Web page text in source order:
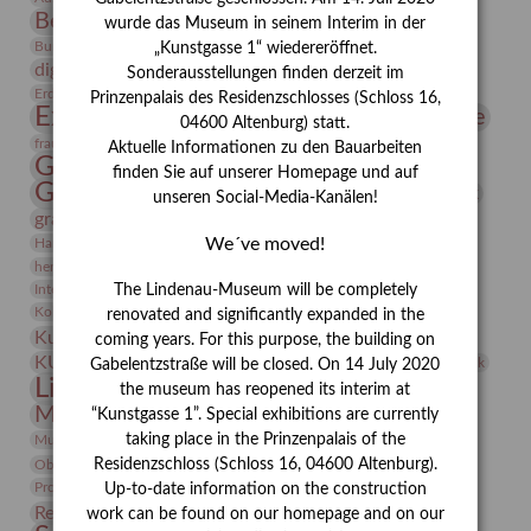
Bernhard August von Lindenau Bibliothek
Burg Posterstein Conrad Felixmüller Depot Der Blaue Reiter
digitallabor Entartete Kunst
Enteignung
Erdmann Julius Dietrich
Erlebnisportal estrusker Exlibris
Expressionismus Festrede Florenz Fotografie
frauen Frauen in der Antike und heute
Gerhard-Altenbourg-Preis
Gerhard Altenbourg
Gerhard Kurt Müller
grafische sammlung
Hanns-Conon von der Gabelentz Heinrich Kirchhoff
herman de vries
Integriertes Schädlingsmanagement
Italien Jahresempfang
Jubiläum
Kolosseum
Kooperationsausstellung Korkmodelle Kunst
Kunstmuseum Kunstvermittlung Kunst von Kühl
KUNSTWAND Kurs Künstler Künstlerin Lehmbruck
Lindenau-Museum Marstall Messeakademie
Museumsgeschichte Museumsnacht
Museumspädagogik Mäzen Napoleon Natur
Neue Remise
Objekt im Fokus
Paul Klee Peter Schnürpel Phelloplastik
Pohlhof
Provenienz
Provenienzforschung
Restaurierung Restitution Rudi Lesser Ruth Wolf-Rehfeld
wurde das Museum in seinem Interim in der
„Kunstgasse 1“ wiedereröffnet.
Sonderausstellungen finden derzeit im
Prinzenpalais des Residenzschlosses (Schloss 16,
04600 Altenburg) statt.
Aktuelle Informationen zu den Bauarbeiten
finden Sie auf unserer Homepage und auf
unseren Social-Media-Kanälen!
We´ve moved!
The Lindenau-Museum will be completely
renovated and significantly expanded in the
coming years. For this purpose, the building on
Gabelentzstraße will be closed. On 14 July 2020
the museum has reopened its interim at
“Kunstgasse 1”. Special exhibitions are currently
taking place in the Prinzenpalais of the
Residenzschloss (Schloss 16, 04600 Altenburg).
Up-to-date information on the construction
work can be found on our homepage and on our